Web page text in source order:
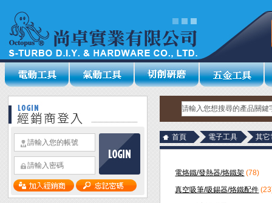
首頁 電子工具 其它
電烙鐵/發熱器/烙鐵架 (78)
真空吸筆/吸錫器/烙鐵配件